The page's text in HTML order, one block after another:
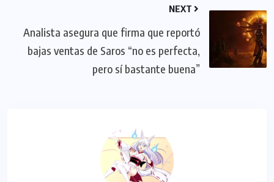
NEXT
Analista asegura que firma que reportó
bajas ventas de Saros “no es perfecta,
pero sí bastante buena”